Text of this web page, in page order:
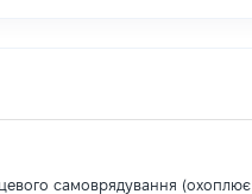
самоврядування (охоплює